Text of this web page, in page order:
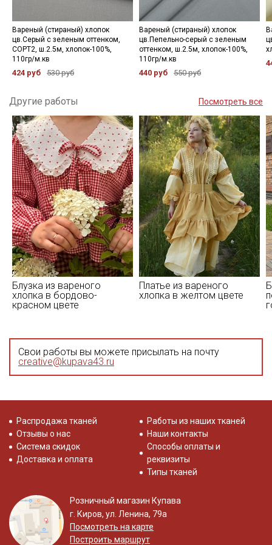
Вареный (стираный) хлопок
цв.Серый с зеленым оттенком,
СОРТ2, ш.2.5м, хлопок-100%,
110гр/м.кв
424 руб 530 руб
Вареный (стираный) хлопок
цв.Пепельно-серый с зеленым
оттенком, ш.2.5м, хлопок-100%,
110гр/м.кв
440 руб 550 руб
Другие работы Посмотреть все
Блузка из вареного
хлопка в бордово-
красном цвете
Платье из вареного
хлопка в желтом цвете
Свои работы вы можете присылать на почту
creative@kupava43.ru
Распродажа тканей
Отзывы о нас
Система скидок
Доставка и оплата
Работы из наших тканей
Наши контакты
Способы оплаты и
реквизиты
Типы тканей
Розничный магазин Купава
г. Киров, ул. Ленина, 79а
Посмотреть на карте
Построить маршрут